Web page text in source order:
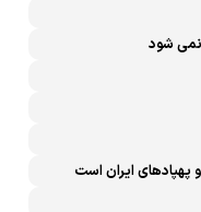
نمی شود
پهپادهای ایران است